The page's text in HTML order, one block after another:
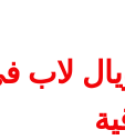
لاب